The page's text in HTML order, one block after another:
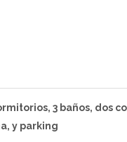
3 baños, dos
y parking